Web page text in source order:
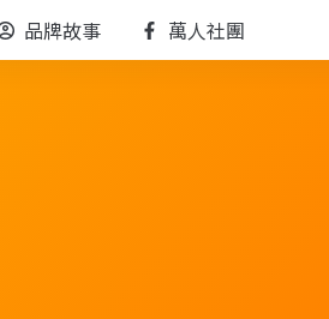
品牌故事 萬人社團